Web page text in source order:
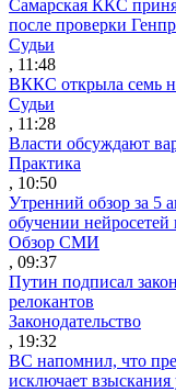
Самарская ККС
после проверки
Судьи
, 11:48
ВККС открыла семь
Судьи
, 11:28
Власти обсуждают
Практика
, 10:50
Утренний обзор за 5
обучении
Обзор СМИ
, 09:37
Путин подписал
релокантов
Законодательство
, 19:32
ВС напомнил, что
исключает взыскания